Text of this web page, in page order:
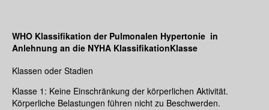
WHO Klassifikation der Pulmonalen Hypertonie in
Anlehnung an die NYHA KlassifikationKlasse
Klassen oder Stadien
Klasse 1: Keine Einschränkung der körperlichen Aktivität.
Körperliche Belastungen führen nicht zu Beschwerden.